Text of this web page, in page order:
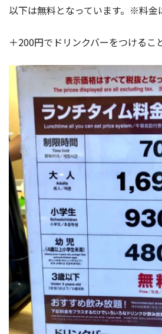
以下は無料となっています。※料金
＋200円でドリンクバーをつけるこ